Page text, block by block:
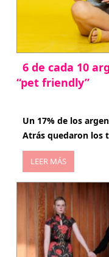
6 de cada 10
“pet friendly”
Un 17% de los
Atrás quedaron los
LEER MÁS